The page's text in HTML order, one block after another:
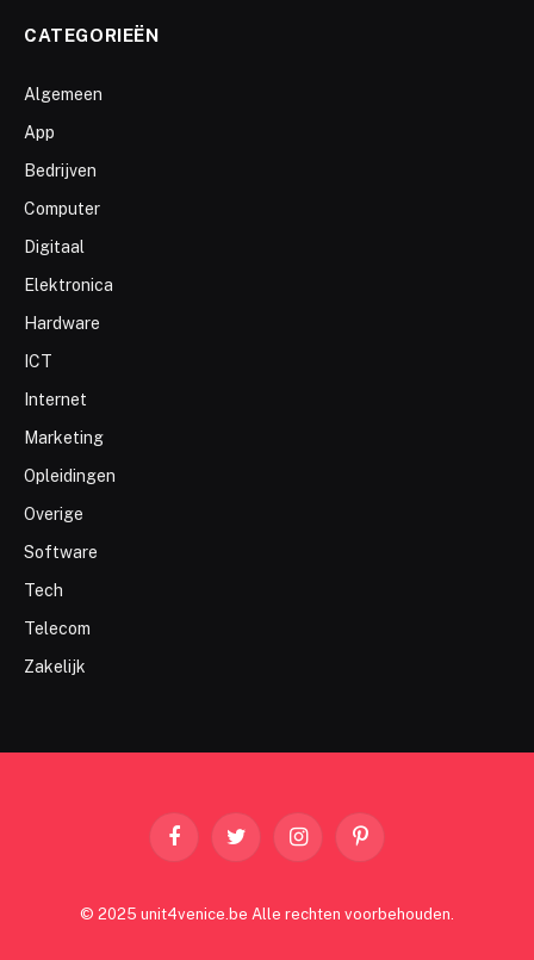
CATEGORIEËN
Algemeen
App
Bedrijven
Computer
Digitaal
Elektronica
Hardware
ICT
Internet
Marketing
Opleidingen
Overige
Software
Tech
Telecom
Zakelijk
FacebookTwitter InstagramPinterest
© 2025 unit4venice.be Alle rechten voorbehouden.